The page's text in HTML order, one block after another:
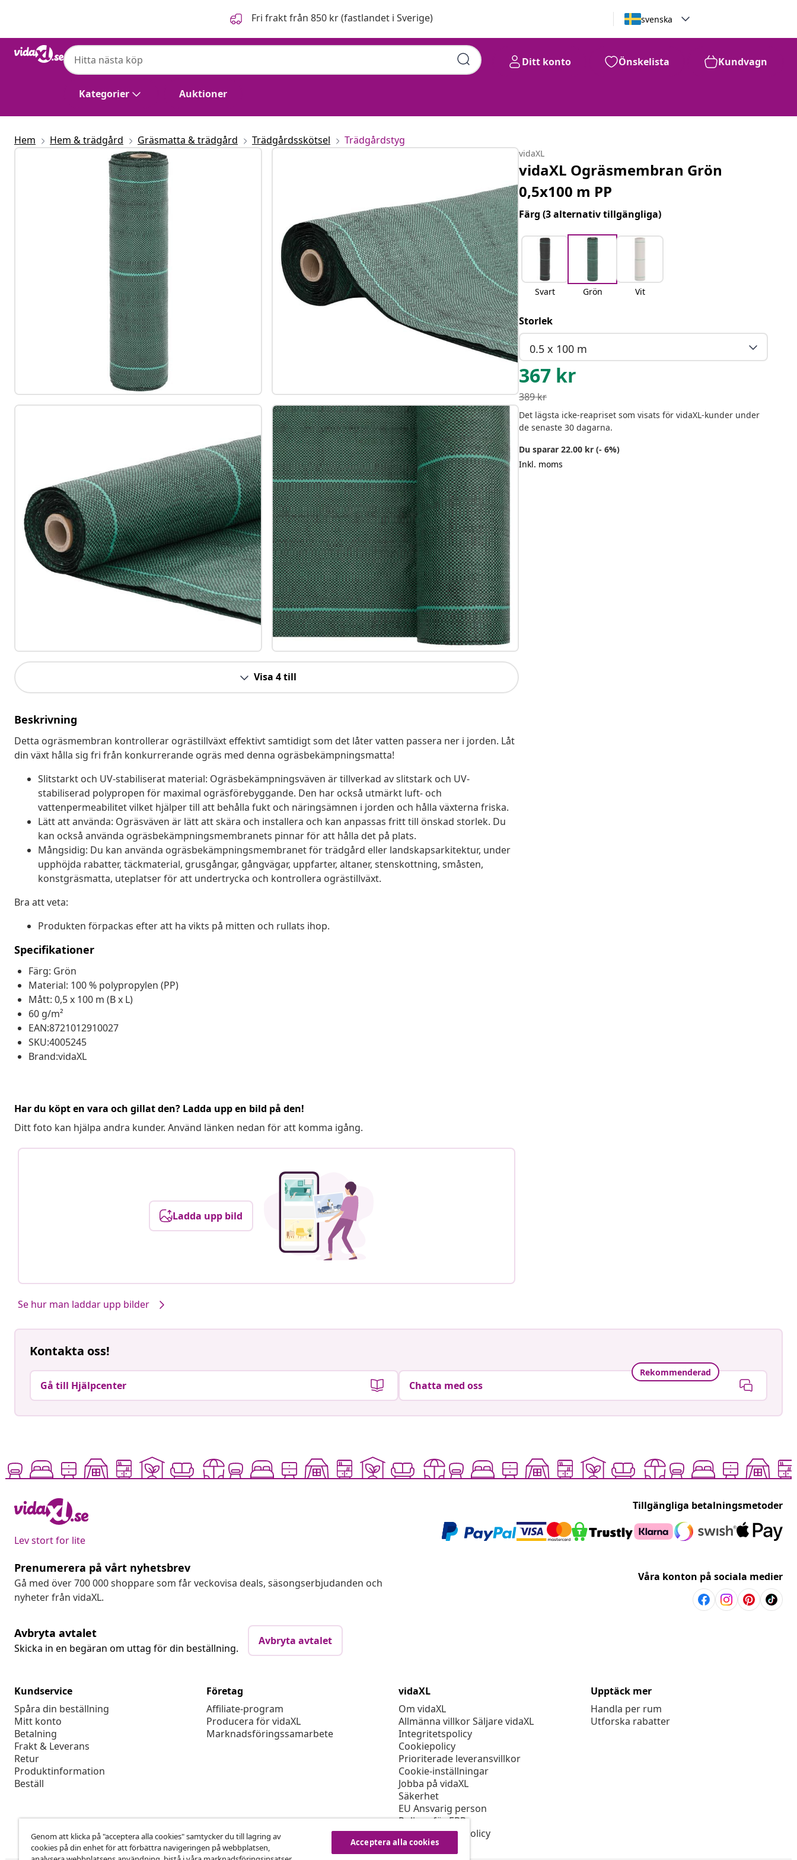
Fri frakt från 850 kr (fastlandet i Sverige) svenska
Kategorier Auktioner
Ditt konto Önskelista Kundvagn
Hem Hem & trädgård Gräsmatta & trädgård Trädgårdsskötsel Trädgårdstyg
Visa 4 till
Beskrivning
Detta ogräsmembran kontrollerar ogrästillväxt effektivt samtidigt som det låter vatten passera ner i jorden. Låt
din växt hålla sig fri från konkurrerande ogräs med denna ogräsbekämpningsmatta!
Slitstarkt och UV-stabiliserat material: Ogräsbekämpningsväven är tillverkad av slitstark och UV-
stabiliserad polypropen för maximal ogräsförebyggande. Den har också utmärkt luft- och
vattenpermeabilitet vilket hjälper till att behålla fukt och näringsämnen i jorden och hålla växterna friska.
Lätt att använda: Ogräsväven är lätt att skära och installera och kan anpassas fritt till önskad storlek. Du
kan också använda ogräsbekämpningsmembranets pinnar för att hålla det på plats.
Mångsidig: Du kan använda ogräsbekämpningsmembranet för trädgård eller landskapsarkitektur, under
upphöjda rabatter, täckmaterial, grusgångar, gångvägar, uppfarter, altaner, stenskottning, småsten,
konstgräsmatta, uteplatser för att undertrycka och kontrollera ogrästillväxt.
Bra att veta:
Produkten förpackas efter att ha vikts på mitten och rullats ihop.
Specifikationer
Färg: Grön
Material: 100 % polypropylen (PP)
Mått: 0,5 x 100 m (B x L)
60 g/m²
EAN:8721012910027
SKU:4005245
Brand:vidaXL
Har du köpt en vara och gillat den? Ladda upp en bild på den!
Ditt foto kan hjälpa andra kunder. Använd länken nedan för att komma igång.
Ladda upp bild
Se hur man laddar upp bilder
vidaXL
vidaXL Ogräsmembran Grön
0,5x100 m PP
Färg(3 alternativ tillgängliga)
Svart Grön Vit
Storlek
0.5 x 100 m
367 kr
389kr
Det lägsta icke-reapriset som visats för vidaXL-kunder under
de senaste 30 dagarna.
Du sparar 22.00 kr (- 6%)
Inkl. moms
Kontakta oss!
Gå till Hjälpcenter
Rekommenderad
Chatta med oss
Lev stort for lite
Tillgängliga betalningsmetoder
Prenumerera på vårt nyhetsbrev
Gå med över 700 000 shoppare som får veckovisa deals, säsongserbjudanden och
nyheter från vidaXL.
Våra konton på sociala medier
Avbryta avtalet
Skicka in en begäran om uttag för din beställning.
Avbryta avtalet
Kundservice
Spåra din beställning
Mitt konto
Betalning
Frakt & Leverans
Retur
Produktinformation
Beställ
Företag
Affiliate-program
Producera för vidaXL
Marknadsföringssamarbete
vidaXL
Om vidaXL
Allmänna villkor Säljare vidaXL
Integritetspolicy
Cookiepolicy
Prioriterade leveransvillkor
Cookie-inställningar
Jobba på vidaXL
Säkerhet
EU Ansvarig person
Policyn för EPR
Tillgänglighetspolicy
Upptäck mer
Handla per rum
Utforska rabatter
Genom att klicka på "acceptera alla cookies" samtycker du till lagring av
cookies på din enhet för att förbättra navigeringen på webbplatsen,
Acceptera alla cookies